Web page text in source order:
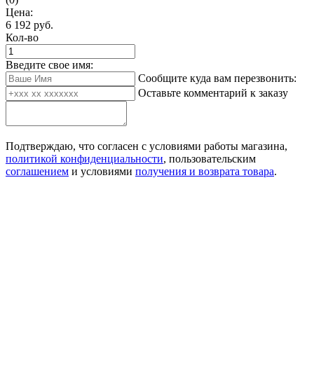
Цена:
6 192 руб.
Кол-во
Введите свое имя:
Сообщите куда вам перезвонить:
Оставьте комментарий к заказу
Подтверждаю, что согласен с условиями работы магазина,
политикой конфиденциальности, пользовательским
соглашением и условиями получения и возврата товара.